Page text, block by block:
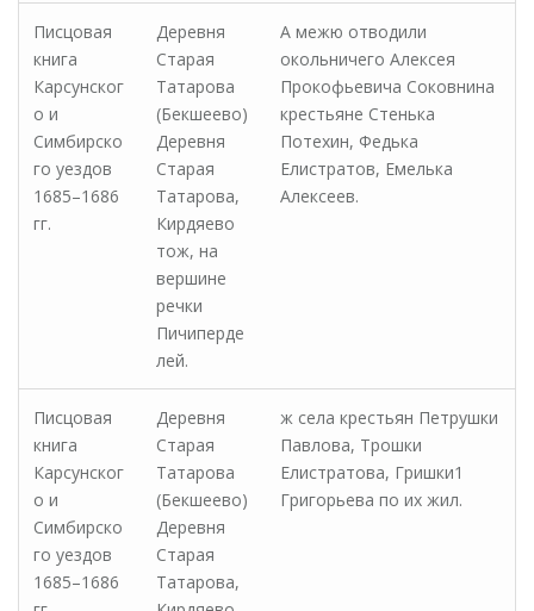
Писцовая
книга
Карсунског
о и
Симбирско
го уездов
1685–1686
гг.
Деревня
Старая
Татарова
(Бекшеево)
Деревня
Старая
Татарова,
Кирдяево
тож, на
вершине
речки
Пичиперде
лей.
А межю отводили
окольничего Алексея
Прокофьевича Соковнина
крестьяне Стенька
Потехин, Федька
Елистратов, Емелька
Алексеев.
Писцовая
книга
Карсунског
о и
Симбирско
го уездов
1685–1686
Деревня
Старая
Татарова
(Бекшеево)
Деревня
Старая
Татарова,
ж села крестьян Петрушки
Павлова, Трошки
Елистратова, Гришки1
Григорьева по их жил.